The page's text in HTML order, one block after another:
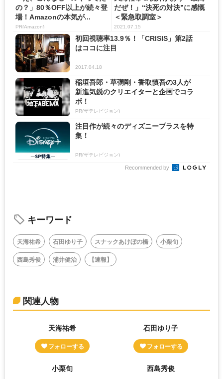
の？」80％OFF以上が続々登
場！Amazonの本気が...
PR(Amazon)
だぜ！」“決死の対決”に感慨
＜緊急取調室＞
2021.07.15
初回視聴率13.9％！「CRISIS」第2話
はココに注目
2017.04.18
稲垣吾郎・草彅剛・香取慎吾の3人が
新進気鋭のクリエイターと企画でコラ
ボ！
PR(ザテレビジョン)
注目作が続々のディズニープラスを特
集！
PR(ザテレビジョン)
Recommended by
キーワード
天海祐希 石田ゆり子 スナックあけぼの橋
小栗旬
西島秀俊
浦井健治 【速報】
関連人物
天海祐希 石田ゆり子
小栗旬 西島秀俊